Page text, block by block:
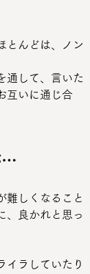
とんどは、ノン
通して、言いた
互いに通じ合
…
難しくなること
、良かれと思っ
イラしていたり